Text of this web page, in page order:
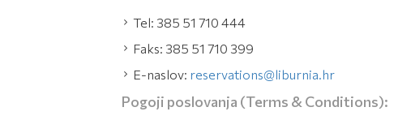
Tel: 385 51 710 444
Faks: 385 51 710 399
E-naslov: reservations@liburnia.hr
Pogoji poslovanja (Terms & Conditions):